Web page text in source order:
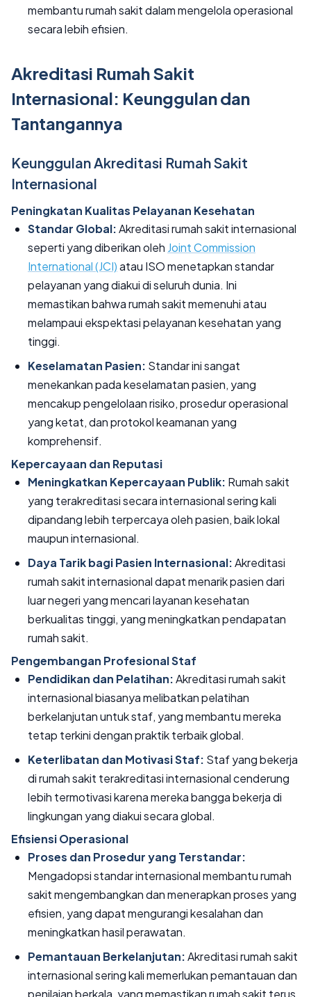
membantu rumah sakit dalam mengelola operasional
secara lebih efisien.
Akreditasi Rumah Sakit
Internasional: Keunggulan dan
Tantangannya
Keunggulan Akreditasi Rumah Sakit
Internasional
Peningkatan Kualitas Pelayanan Kesehatan
Standar Global:Akreditasi rumah sakit internasional
seperti yang diberikan oleh Joint Commission
International (JCI)atau ISO menetapkan standar
pelayanan yang diakui di seluruh dunia. Ini
memastikan bahwa rumah sakit memenuhi atau
melampaui ekspektasi pelayanan kesehatan yang
tinggi.
Keselamatan Pasien: Standar ini sangat
menekankan pada keselamatan pasien, yang
mencakup pengelolaan risiko, prosedur operasional
yang ketat, dan protokol keamanan yang
komprehensif.
Kepercayaan dan Reputasi
Meningkatkan Kepercayaan Publik: Rumah sakit
yang terakreditasi secara internasional sering kali
dipandang lebih terpercaya oleh pasien, baik lokal
maupun internasional.
Daya Tarik bagi Pasien Internasional:Akreditasi
rumah sakit internasional dapat menarik pasien dari
luar negeri yang mencari layanan kesehatan
berkualitas tinggi, yang meningkatkan pendapatan
rumah sakit.
Pengembangan Profesional Staf
Pendidikan dan Pelatihan:Akreditasi rumah sakit
internasional biasanya melibatkan pelatihan
berkelanjutan untuk staf, yang membantu mereka
tetap terkini dengan praktik terbaik global.
Keterlibatan dan Motivasi Staf: Staf yang bekerja
di rumah sakit terakreditasi internasional cenderung
lebih termotivasi karena mereka bangga bekerja di
lingkungan yang diakui secara global.
Efisiensi Operasional
Proses dan Prosedur yang Terstandar:
Mengadopsi standar internasional membantu rumah
sakit mengembangkan dan menerapkan proses yang
efisien, yang dapat mengurangi kesalahan dan
meningkatkan hasil perawatan.
Pemantauan Berkelanjutan:Akreditasi rumah sakit
internasional sering kali memerlukan pemantauan dan
penilaian berkala, yang memastikan rumah sakit terus